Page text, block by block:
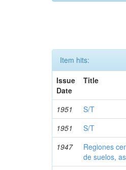
Item hits:
Issue
Date
Title
1951 S/T
1951
S/T
1947
Regiones
de suelos,